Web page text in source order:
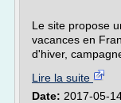
Le site propose
vacances en
d'hiver,
Lire la suite
Date: 2017-05-